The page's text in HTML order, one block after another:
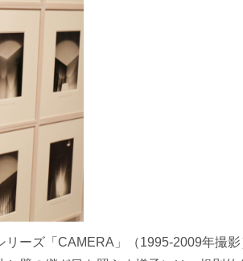
ーズ「CAMERA」（1995-2009年撮影